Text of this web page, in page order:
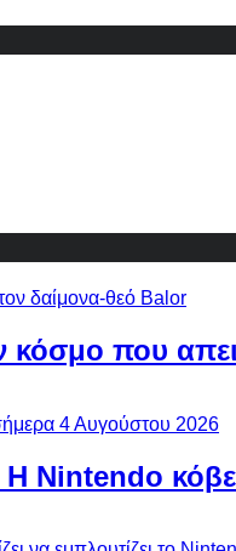
που
Nintendo